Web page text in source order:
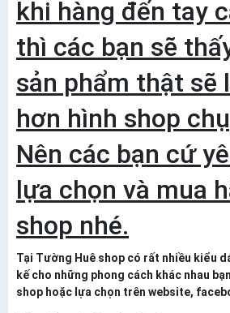
khi hàng đến tay
thì các bạn sẽ
sản phẩm thật sẽ
hơn hình shop
Nên các bạn cứ
lựa chọn và mua
shop nhé.
Tại Tường Huê shop có rất nhiều kiểu
kế cho những phong cách khác nhau
shop hoặc lựa chọn trên website,